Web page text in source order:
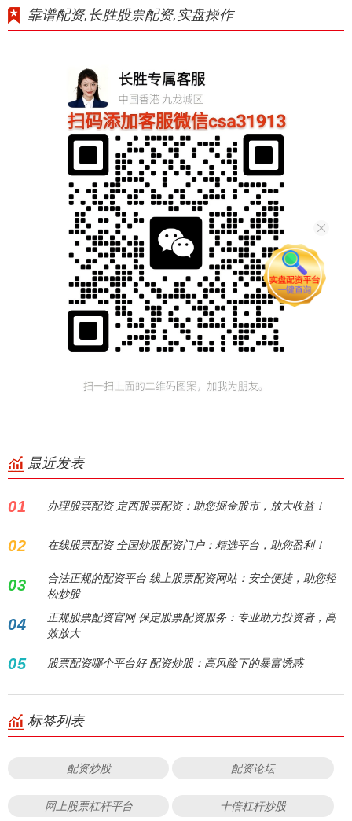
靠谱配资,长胜股票配资,实盘操作
最近发表
01 办理股票配资 定西股票配资：助您掘金股市，放大收益！
02 在线股票配资 全国炒股配资门户：精选平台，助您盈利！
03
合法正规的配资平台 线上股票配资网站：安全便捷，助您轻
松炒股
04
正规股票配资官网 保定股票配资服务：专业助力投资者，高
效放大
05 股票配资哪个平台好 配资炒股：高风险下的暴富诱惑
标签列表
配资炒股 配资论坛
网上股票杠杆平台 十倍杠杆炒股